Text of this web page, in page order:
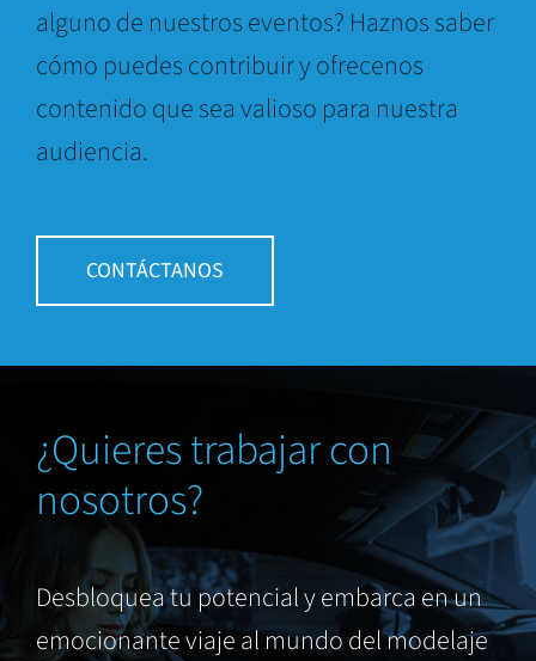
alguno de nuestros eventos? Haznos saber
cómo puedes contribuir y ofrecenos
contenido que sea valioso para nuestra
audiencia.
CONTÁCTANOS
¿Quieres trabajar con
nosotros?
Desbloquea tu potencial y embarca en un
emocionante viaje al mundo del modelaje